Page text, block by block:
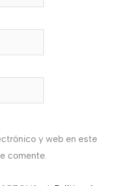
y web en este
comente.